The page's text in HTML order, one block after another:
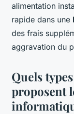
alimentation
rapide dans une
des frais
aggravation du
Quels
proposent